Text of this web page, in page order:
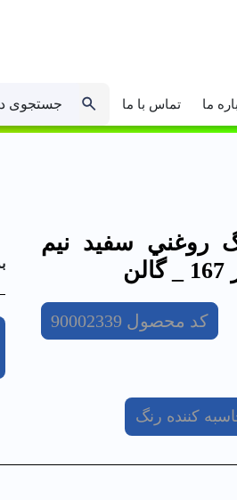
ما تماس با ما جستجوی
روغني سفيد نيم
کد محصول 90002339
کننده رنگ